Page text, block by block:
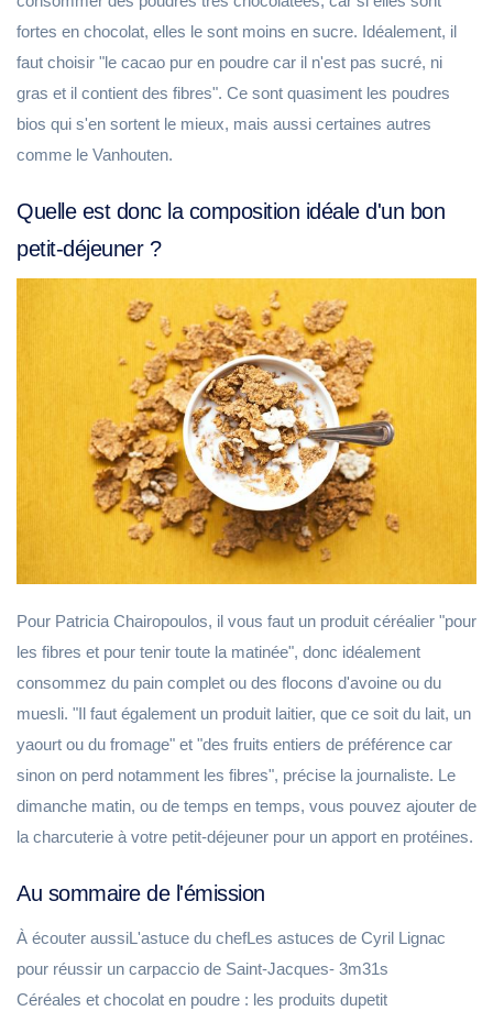
fortes en chocolat, elles le sont moins en sucre. Idéalement, il
faut choisir "le cacao pur en poudre car il n'est pas sucré, ni
gras et il contient des fibres". Ce sont quasiment les poudres
bios qui s'en sortent le mieux, mais aussi certaines autres
comme le Vanhouten.
Quelle est donc la composition idéale d'un bon
petit-déjeuner ?
Pour Patricia Chairopoulos, il vous faut un produit céréalier "pour
les fibres et pour tenir toute la matinée", donc idéalement
consommez du pain complet ou des flocons d'avoine ou du
muesli. "Il faut également un produit laitier, que ce soit du lait, un
yaourt ou du fromage" et "des fruits entiers de préférence car
sinon on perd notamment les fibres", précise la journaliste. Le
dimanche matin, ou de temps en temps, vous pouvez ajouter de
la charcuterie à votre petit-déjeuner pour un apport en protéines.
Au sommaire de l'émission
À écouter aussiL'astuce du chefLes astuces de Cyril Lignac
pour réussir un carpaccio de Saint-Jacques- 3m31s
Céréales et chocolat en poudre : les produits dupetit